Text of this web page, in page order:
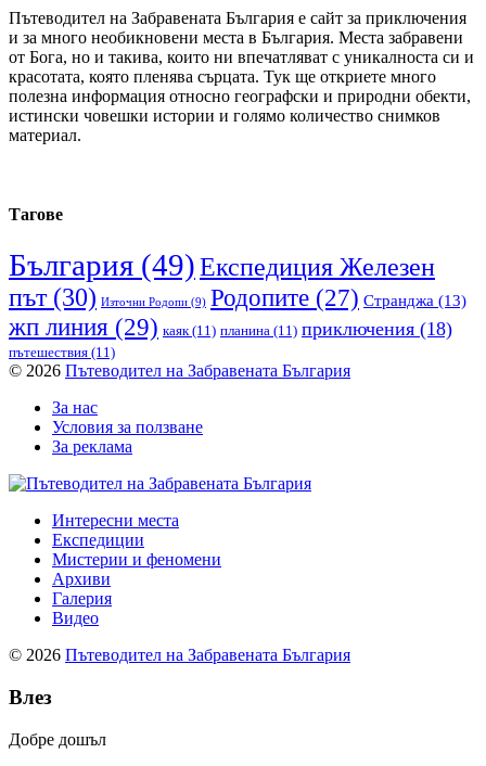
Пътеводител на Забравената България е сайт за приключения
и за много необикновени места в България. Места забравени
от Бога, но и такива, които ни впечатляват с уникалноста си и
красотата, която пленява сърцата. Тук ще откриете много
полезна информация относно географски и природни обекти,
истински човешки истории и голямо количество снимков
материал.
Тагове
България (49)Експедиция Железен
път(30) Източни Родопи (9) Родопите (27) Странджа (13)
жп линия (29) каяк(11) планина (11) приключения (18)
пътешествия (11)
© 2026 Пътеводител на Забравената България
За нас
Условия за ползване
За реклама
Интересни места
Експедиции
Мистерии и феномени
Архиви
Галерия
Видео
© 2026 Пътеводител на Забравената България
Влез
Добре дошъл